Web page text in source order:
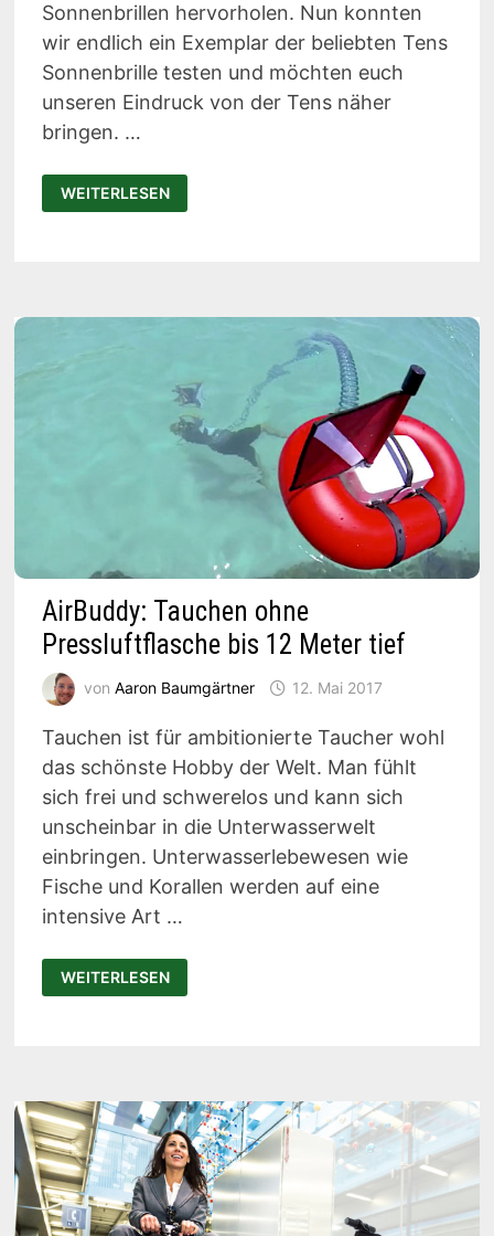
Sonnenbrillen hervorholen. Nun konnten
wir endlich ein Exemplar der beliebten Tens
Sonnenbrille testen und möchten euch
unseren Eindruck von der Tens näher
bringen. …
TENS
IM
TEST:
WEITERLESEN
AirBuddy: Tauchen ohne
Pressluftflasche bis 12 Meter tief
von Aaron Baumgärtner 12. Mai 2017
Tauchen ist für ambitionierte Taucher wohl
das schönste Hobby der Welt. Man fühlt
sich frei und schwerelos und kann sich
unscheinbar in die Unterwasserwelt
einbringen. Unterwasserlebewesen wie
Fische und Korallen werden auf eine
intensive Art …
AIRBUDDY:
TAUCHEN
OHNE
WEITERLESEN